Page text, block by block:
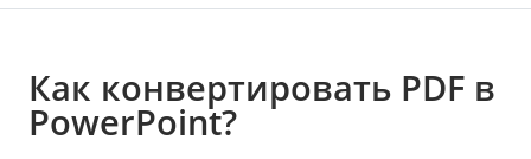
Как конвертировать PDF в
PowerPoint?